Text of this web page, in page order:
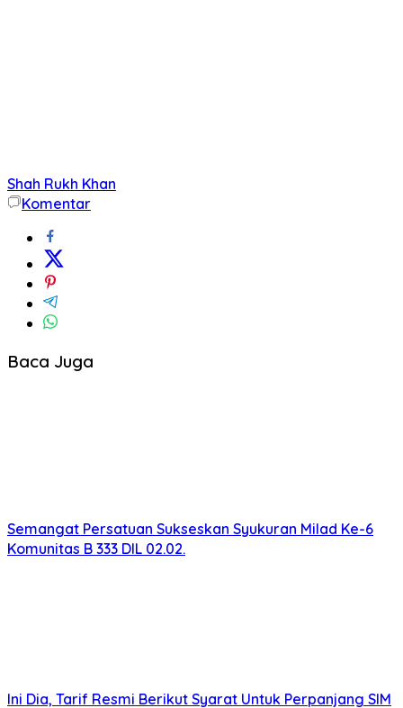
Shah Rukh Khan
Komentar
Baca Juga
Semangat Persatuan Sukseskan Syukuran Milad Ke-6
Komunitas B 333 DIL 02.02.
Ini Dia, Tarif Resmi Berikut Syarat Untuk Perpanjang SIM